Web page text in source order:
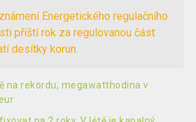
Energetického regulačního
příští rok za regulovanou část
desítky korun.
na rekordu, megawatthodina v